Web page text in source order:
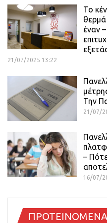
Το
έναν
21/07/2025 13:22
Την
21/07/
–
16/07/